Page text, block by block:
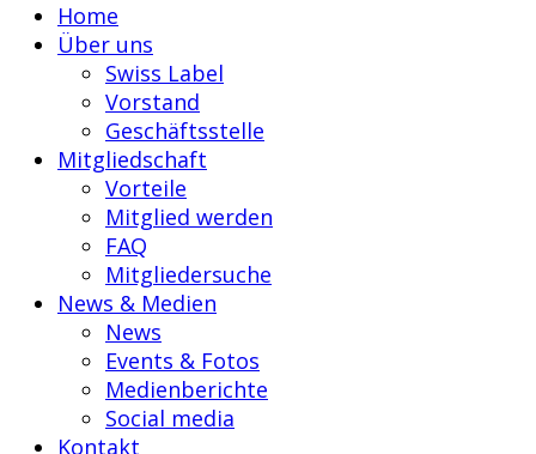
Home
Über uns
Swiss Label
Vorstand
Geschäftsstelle
Mitgliedschaft
Vorteile
Mitglied werden
FAQ
Mitgliedersuche
News & Medien
News
Events & Fotos
Medienberichte
Social media
Kontakt